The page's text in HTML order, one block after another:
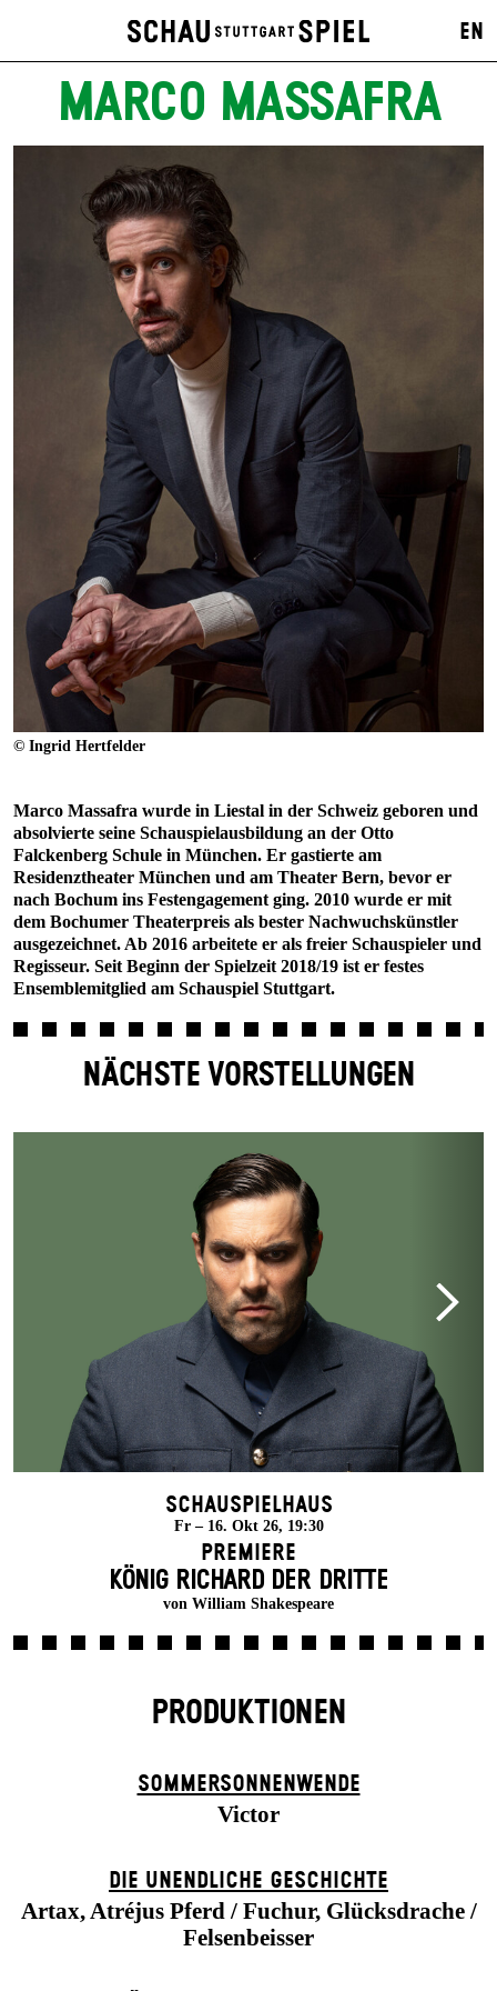
EN
MARCO MASSAFRA
© Ingrid Hertfelder
Marco Massafra wurde in Liestal in der Schweiz geboren und
absolvierte seine Schauspielausbildung an der Otto
Falckenberg Schule in München. Er gastierte am
Residenztheater München und am Theater Bern, bevor er
nach Bochum ins Festengagement ging. 2010 wurde er mit
dem Bochumer Theaterpreis als bester Nachwuchskünstler
ausgezeichnet. Ab 2016 arbeitete er als freier Schauspieler und
Regisseur. Seit Beginn der Spielzeit 2018/19 ist er festes
Ensemblemitglied am Schauspiel Stuttgart.
NÄCHSTE VORSTELLUNGEN
Schauspielhaus
Fr – 16. Okt 26, 19:30
Premiere
KÖNIG RICHARD DER DRITTE
von William Shakespeare
PRODUKTIONEN
SOMMER­SONNEN­WENDE
Victor
DIE UN­ENDLICHE GESCHICHTE
Artax, Atréjus Pferd / Fuchur, Glücksdrache /
Felsenbeisser